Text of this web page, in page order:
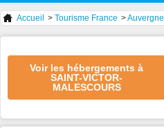
Accueil > Tourisme France >Auvergne
Voir les hébergements à
SAINT-VICTOR-
MALESCOURS